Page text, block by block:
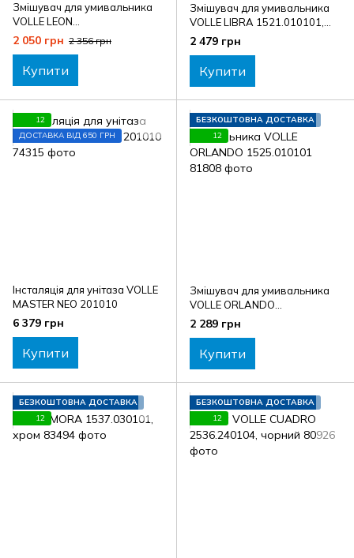
Змішувач для умивальника
VOLLE LEON
A1511.010104+2535.210104
комплект з мильницею
VOLLE,, чорний
2 050 грн 2 356 грн
Купити
Змішувач для умивальника
VOLLE LIBRA 1521.010101,
хром
2 479 грн
Купити
12
ДОСТАВКА ВІД 650 ГРН
Інсталяція для унітаза VOLLE
MASTER NEO 201010
6 379 грн
Купити
БЕЗКОШТОВНА ДОСТАВКА
12
Змішувач для умивальника
VOLLE ORLANDO
1525.010101
2 289 грн
Купити
БЕЗКОШТОВНА ДОСТАВКА
12
БЕЗКОШТОВНА ДОСТАВКА
12